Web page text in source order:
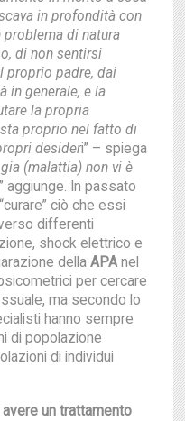
in profondità con
problema di natura
di non sentirsi
proprio padre, dai
in generale, e la
la propria
proprio nel fatto di
desideri” – spiega
(malattia) non vi è
” aggiunge. In passato
ciò che essi
differenti
shock elettrico e
dellaAPAnel
per cercare
ma secondo lo
hanno sempre
di popolazione
di individui
un trattamento